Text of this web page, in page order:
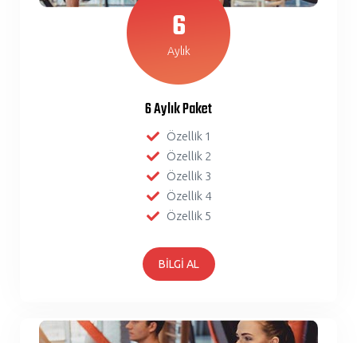
6
Aylık
6 Aylık Paket
Özellik 1
Özellik 2
Özellik 3
Özellik 4
Özellik 5
BİLGİ AL